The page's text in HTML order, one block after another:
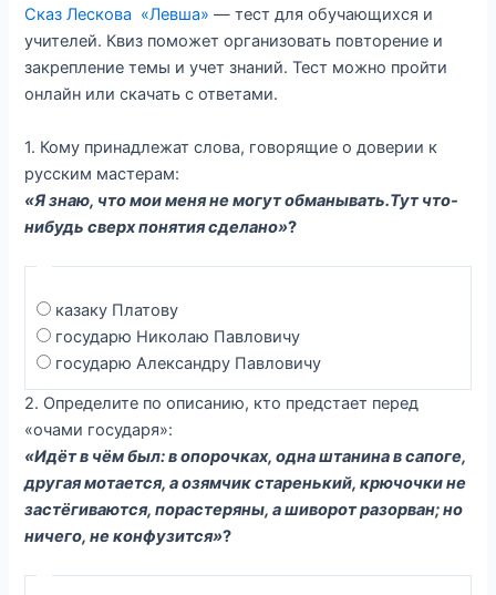
Сказ Лескова «Левша» — тест для обучающихся и
учителей. Квиз поможет организовать повторение и
закрепление темы и учет знаний. Тест можно пройти
онлайн или скачать с ответами.
1. Кому принадлежат слова, говорящие о доверии к
русским мастерам:
«Я знаю, что мои меня не могут обманывать.Тут что-
нибудь сверх понятия сделано»?
казаку Платову
государю Николаю Павловичу
государю Александру Павловичу
2. Определите по описанию, кто предстает перед
«очами государя»:
«Идёт в чём был: в опорочках, одна штанина в сапоге,
другая мотается, а озямчик старенький, крючочки не
застёгиваются, порастеряны, а шиворот разорван; но
ничего, не конфузится»?